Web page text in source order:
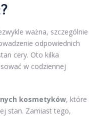
ważna, szczególnie
odpowiednich
cery. Oto kilka
w codziennej
kosmetyków, które
stan. Zamiast tego,